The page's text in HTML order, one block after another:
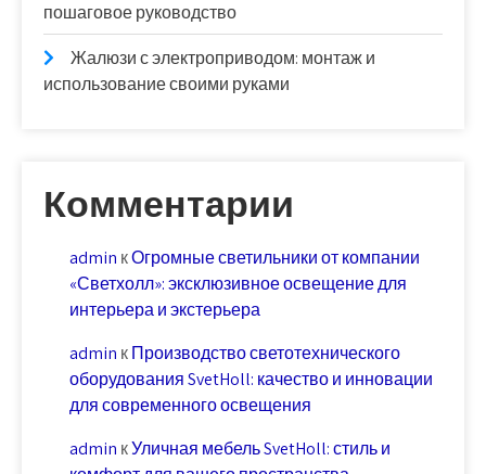
пошаговое руководство
Жалюзи с электроприводом: монтаж и
использование своими руками
Комментарии
admin кОгромные светильники от компании
«Светхолл»: эксклюзивное освещение для
интерьера и экстерьера
admin кПроизводство светотехнического
оборудования SvetHoll: качество и инновации
для современного освещения
admin кУличная мебель SvetHoll: стиль и